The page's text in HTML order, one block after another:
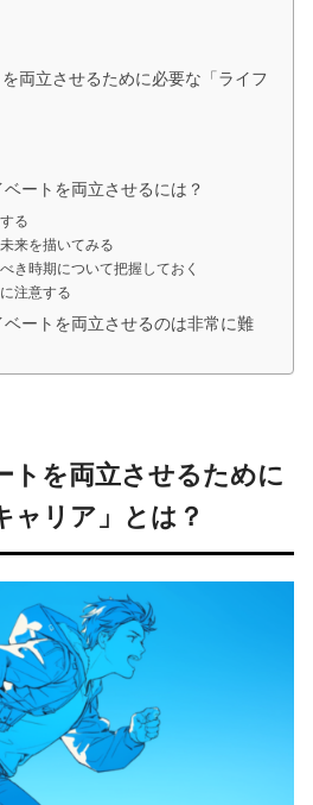
両立させるために必要な「ライフ
ートを両立させるには？
る
来を描いてみる
き時期について把握しておく
注意する
ートを両立させるのは非常に難
トを両立させるために
ャリア」とは？